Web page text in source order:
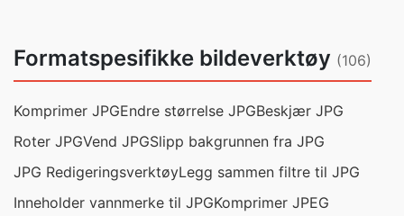
Formatspesifikke bildeverktøy (106)
Komprimer JPGEndre størrelse JPGBeskjær JPG
Roter JPGVend JPGSlipp bakgrunnen fra JPG
JPG RedigeringsverktøyLegg sammen filtre til JPG
Inneholder vannmerke til JPGKomprimer JPEG